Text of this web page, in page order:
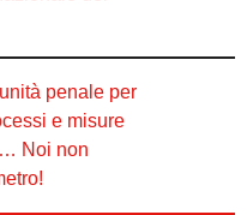
penale per
e misure
Noi non